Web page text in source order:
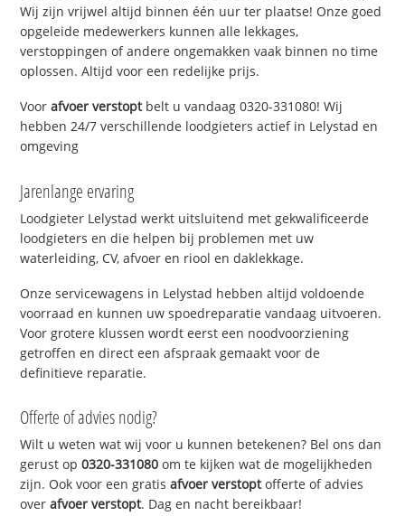
Wij zijn vrijwel altijd binnen één uur ter plaatse! Onze goed
opgeleide medewerkers kunnen alle lekkages,
verstoppingen of andere ongemakken vaak binnen no time
oplossen. Altijd voor een redelijke prijs.
Voorafvoer verstoptbelt u vandaag 0320-331080! Wij
hebben 24/7 verschillende loodgieters actief in Lelystad en
omgeving
Jarenlange ervaring
Loodgieter Lelystad werkt uitsluitend met gekwalificeerde
loodgieters en die helpen bij problemen met uw
waterleiding, CV, afvoer en riool en daklekkage.
Onze servicewagens in Lelystad hebben altijd voldoende
voorraad en kunnen uw spoedreparatie vandaag uitvoeren.
Voor grotere klussen wordt eerst een noodvoorziening
getroffen en direct een afspraak gemaakt voor de
definitieve reparatie.
Offerte of advies nodig?
Wilt u weten wat wij voor u kunnen betekenen? Bel ons dan
gerust op0320-331080 om te kijken wat de mogelijkheden
zijn. Ook voor een gratisafvoer verstoptofferte of advies
overafvoer verstopt. Dag en nacht bereikbaar!